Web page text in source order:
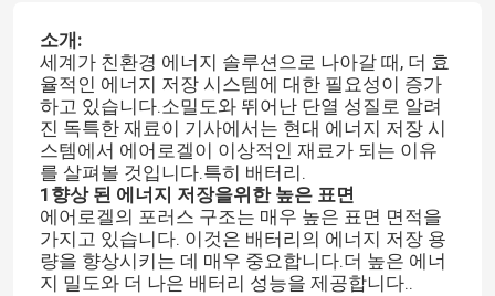
소개:
세계가 친환경 에너지 솔루션으로 나아갈 때, 더 효
율적인 에너지 저장 시스템에 대한 필요성이 증가
하고 있습니다.소밀도와 뛰어난 단열 성질로 알려
진 독특한 재료이 기사에서는 현대 에너지 저장 시
스템에서 에어로겔이 이상적인 재료가 되는 이유
를 살펴볼 것입니다.특히 배터리.
1향상 된 에너지 저장을위한 높은 표면
에어로겔의 포러스 구조는 매우 높은 표면 면적을
가지고 있습니다. 이것은 배터리의 에너지 저장 용
량을 향상시키는 데 매우 중요합니다.더 높은 에너
지 밀도와 더 나은 배터리 성능을 제공합니다..